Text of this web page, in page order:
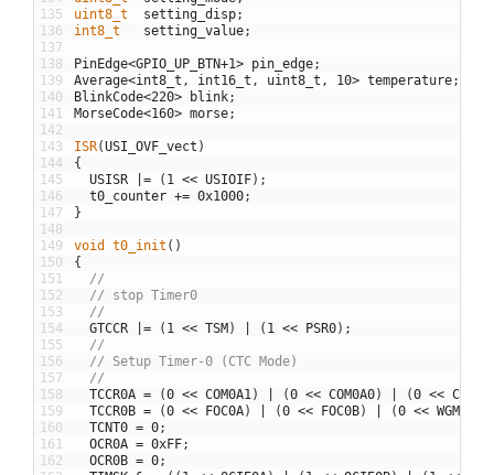
135
136
137
138
139
140
141
142
143
144
145
146
147
148
149
150
151
152
153
154
155
156
157
158
159
160
161
162
uint8_t setting_disp;
int8_t setting_value;
PinEdge<GPIO_UP_BTN+1> pin_edge;
Average<int8_t , int16_t , uint8_t , 10> temperature;
BlinkCode<220> blink;
MorseCode<160> morse;
ISR(USI_OVF_vect )
{
USISR
|= ( 1 << USIOIF) ;
t0_counter += 0x1000;
}
void t0_init ( )
{
//
// stop Timer0
//
GTCCR
|= ( 1 << TSM) ( 1 << PSR0) ;
//
// Setup Timer-0 (CTC Mode)
//
TCCR0A = (0 << COM0A1 ) (0 << COM0A0) (0 <<
TCCR0B = (0 << FOC0A) (0 << FOC0B) (0 << WGM02
TCNT0 = 0;
OCR0A = 0xFF;
OCR0B = 0;